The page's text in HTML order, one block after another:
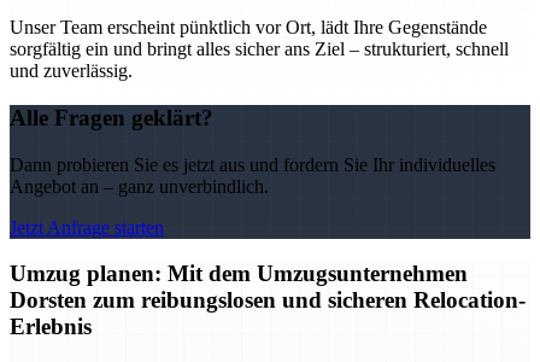
Unser Team erscheint pünktlich vor Ort, lädt Ihre Gegenstände
sorgfältig ein und bringt alles sicher ans Ziel – strukturiert, schnell
und zuverlässig.
Alle Fragen geklärt?
Dann probieren Sie es jetzt aus und fordern Sie Ihr individuelles
Angebot an – ganz unverbindlich.
Jetzt Anfrage starten
Umzug planen: Mit dem Umzugsunternehmen
Dorsten zum reibungslosen und sicheren Relocation-
Erlebnis